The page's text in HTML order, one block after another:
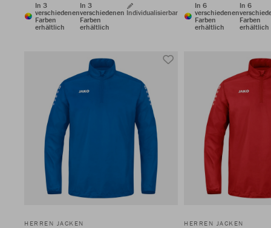
In 3
verschiedenen
Farben
erhältlich
In 3
verschiedenen
Farben
erhältlich
Individualisierbar
In 6
verschiedenen
Farben
erhältlich
In 6
Farben
erhältlich
HERREN JACKEN HERREN JACKEN